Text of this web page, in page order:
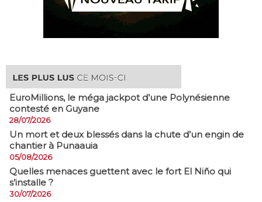
EuroMillions, ​le méga jackpot d’une Polynésienne
contesté en Guyane
28/07/2026
​Un mort et deux blessés dans la chute d’un engin de
chantier à Punaauia
05/08/2026
Quelles menaces guettent avec le fort El Niño qui
s’installe ?
30/07/2026